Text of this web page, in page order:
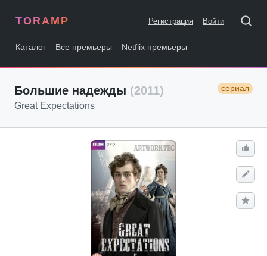
TORAMP Регистрация Войти
Каталог Все премьеры Netflix премьеры
Большие надежды (2011) сериал
Great Expectations